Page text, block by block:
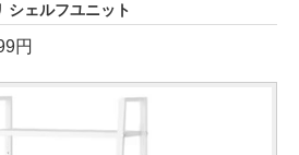
シェルフユニット
円